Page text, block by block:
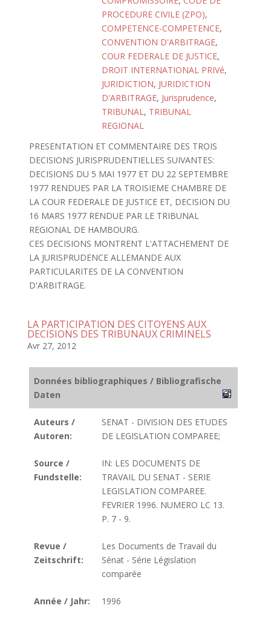
PROCEDURE CIVILE (ZPO),
COMPETENCE-COMPETENCE,
CONVENTION D'ARBITRAGE,
COUR FEDERALE DE JUSTICE,
DROIT INTERNATIONAL PRIVé,
JURIDICTION, JURIDICTION
D'ARBITRAGE, Jurisprudence,
TRIBUNAL, TRIBUNAL
REGIONAL
PRESENTATION ET COMMENTAIRE DES TROIS
DECISIONS JURISPRUDENTIELLES SUIVANTES:
DECISIONS DU 5 MAI 1977 ET DU 22 SEPTEMBRE
1977 RENDUES PAR LA TROISIEME CHAMBRE DE
LA COUR FEDERALE DE JUSTICE ET, DECISION DU
16 MARS 1977 RENDUE PAR LE TRIBUNAL
REGIONAL DE HAMBOURG.
CES DECISIONS MONTRENT L'ATTACHEMENT DE
LA JURISPRUDENCE ALLEMANDE AUX
PARTICULARITES DE LA CONVENTION
D'ARBITRAGE.
LA PARTICIPATION DES CITOYENS AUX
DECISIONS DES TRIBUNAUX CRIMINELS
Avr 27, 2012
Données bibliographiques / Bibliografische
Daten
Auteurs /
Autoren:
SENAT - DIVISION DES ETUDES
DE LEGISLATION COMPAREE;
Source /
Fundstelle:
IN: LES DOCUMENTS DE
TRAVAIL DU SENAT - SERIE
LEGISLATION COMPAREE.
FEVRIER 1996. NUMERO LC 13.
P. 7 - 9.
Revue /
Zeitschrift:
Les Documents de Travail du
Sénat - Série Législation
comparée
Année / Jahr: 1996